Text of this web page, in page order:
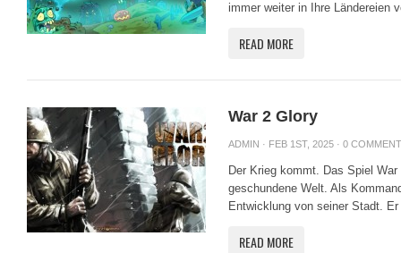
immer weiter in Ihre Ländereien
READ MORE
War 2 Glory
ADMIN · FEB 1ST, 2025 · 0 COMMENT
Der Krieg kommt. Das Spiel
geschundene Welt. Als
Entwicklung von seiner Stadt.
READ MORE